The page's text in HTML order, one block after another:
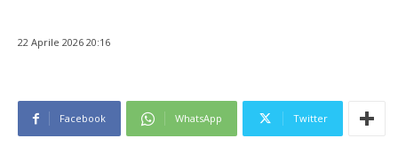
22 Aprile 2026 20:16
Facebook WhatsApp Twitter